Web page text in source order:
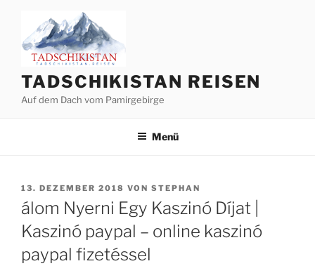
springen
TADSCHIKISTAN REISEN
Auf dem Dach vom Pamirgebirge
Menü
VERÖFFENTLICHT
AM
13. DEZEMBER 2018 VON STEPHAN
álom Nyerni Egy Kaszinó Díjat |
Kaszinó paypal – online kaszinó
paypal fizetéssel